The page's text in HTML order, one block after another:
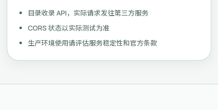
目录收录 API，实际请求发往第三方服务
CORS 状态以实际测试为准
生产环境使用请评估服务稳定性和官方条款